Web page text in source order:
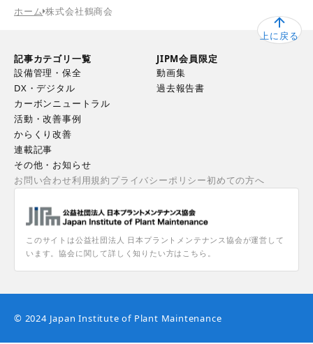
ホーム 株式会社鶴商会
上に戻る
このサイトは公益社団法人 日本プラントメンテナンス協会が運営して
います。協会に関して詳しく知りたい方はこちら。
記事カテゴリ一覧
設備管理・保全
DX・デジタル
カーボンニュートラル
活動・改善事例
からくり改善
連載記事
その他・お知らせ
JIPM会員限定
動画集
過去報告書
お問い合わせ利用規約プライバシーポリシー初めての方へ
© 2024 Japan Institute of Plant Maintenance